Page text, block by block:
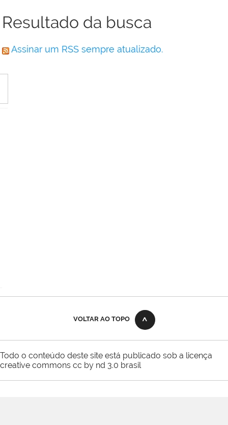
Resultado da busca
Assinar um RSS sempre atualizado.
VOLTAR AO TOPO
Todo o conteúdo deste site está publicado sob a licença
creative commons cc by nd 3.0 brasil